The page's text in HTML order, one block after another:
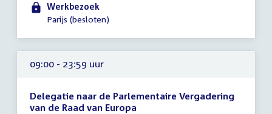
17:00
Werkbezoek
Parijs (besloten)
09:00 - 23:59 uur
Delegatie naar de Parlementaire Vergadering
van de Raad van Europa